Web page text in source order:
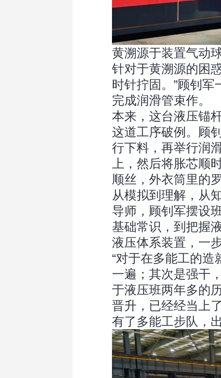
黄溯源于装置气动
针对于黄溯源的困
时针拧固。”顾钊
完成润滑管束作。
本来，这台液压锚
这道工序破例。顾
行下料，再举行润
上，然后将胀芯顺
顺丝，外衣筒里的
从模拟到理解，从
导师，顾钊军摆设
基础常识，到把握
液压体系装置，一
“对于在多能工的
一遍；其次是强干
于液压班两年多的
晋升，已经经当上
有了多能工步队，